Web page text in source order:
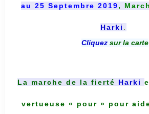
au 25 Septembre 2019,
Harki
Cliquez sur la carte
La marche de la fierté Harki
vertueuse « pour » pour